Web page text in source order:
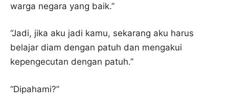
warga negara yang baik.”
“Jadi, jika aku jadi kamu, sekarang aku harus
belajar diam dengan patuh dan mengakui
kepengecutan dengan patuh.”
“Dipahami?”